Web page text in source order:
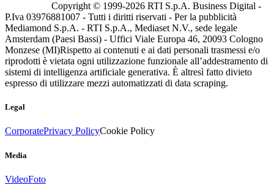
Copyright © 1999-2026 RTI S.p.A. Business Digital -
P.Iva 03976881007 - Tutti i diritti riservati - Per la pubblicità
Mediamond S.p.A. - RTI S.p.A., Mediaset N.V., sede legale
Amsterdam (Paesi Bassi) - Uffici Viale Europa 46, 20093 Cologno
Monzese (MI)Rispetto ai contenuti e ai dati personali trasmessi e/o
riprodotti è vietata ogni utilizzazione funzionale all’addestramento di
sistemi di intelligenza artificiale generativa. È altresì fatto divieto
espresso di utilizzare mezzi automatizzati di data scraping.
Legal
CorporatePrivacy PolicyCookie Policy
Media
VideoFoto